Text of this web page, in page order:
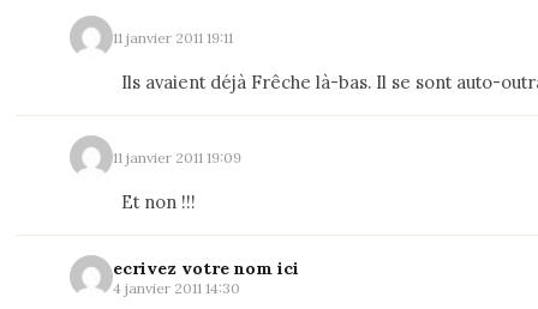
11 janvier 2011 19:11
Ils avaient déjà Frêche là-bas. Il se sont auto-
11 janvier 2011 19:09
Et non !!!
ecrivez votre nom ici
4 janvier 2011 14:30